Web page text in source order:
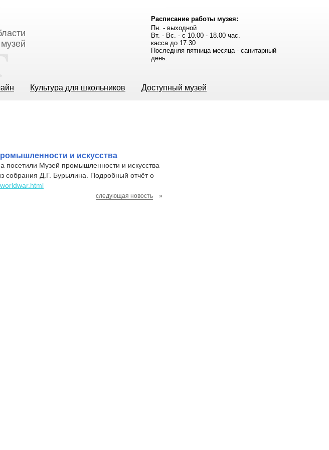
Расписание работы музея:
Пн. - выходной
Вт. - Вс. - с 10.00 - 18.00 час.
касса до 17.30
Последняя пятница месяца - санитарный
день.
Культура для школьников Доступный музей
и искусства
посетили Музей промышленности и искусства
собрания Д.Г. Бурылина. Подробный отчёт о
следующая новость »